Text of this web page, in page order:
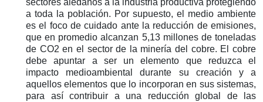
sectores aledaños a la industria productiva protegiendo
a toda la población. Por supuesto, el medio ambiente
es el foco de cuidado ante la reducción de emisiones,
que en promedio alcanzan 5,13 millones de toneladas
de CO2 en el sector de la minería del cobre. El cobre
debe apuntar a ser un elemento que reduzca el
impacto medioambiental durante su creación y a
aquellos elementos que lo incorporan en sus sistemas,
para así contribuir a una reducción global de las